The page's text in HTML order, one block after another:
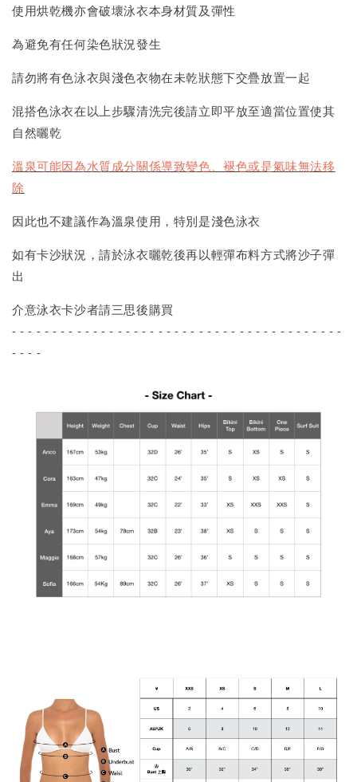
使用烘乾機亦會破壞泳衣本身材質及彈性
為避免有任何染色狀況發生
請勿將有色泳衣與淺色衣物在未乾狀態下交疊放置一起
混搭色泳衣在以上步驟清洗完後請立即平放至適當位置使其
自然曬乾
溫泉可能因為水質成分關係導致變色、褪色或是氣味無法移
除
因此也不建議作為溫泉使用，特別是淺色泳衣
如有卡沙狀況，請於泳衣曬乾後再以輕彈布料方式將沙子彈
出
介意泳衣卡沙者請三思後購買
- - - - - - - - - - - - - - - - - - - - - - - - - - - - - - - - - - - - - - - - -
- - - -